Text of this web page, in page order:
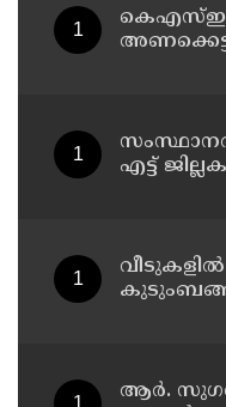
എട്ട്
ആര്‍.